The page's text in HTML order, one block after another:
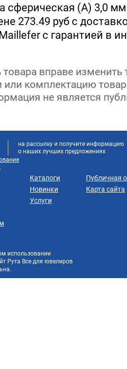
сферическая (А) 3,0
273.49 руб с
с гарантией в
вправе изменить
или комплектацию
не является
на рассылку и получите информацию
о наших лучших предложениях
Каталоги
Новинки
Услуги
Публичная
Карта сайта
использовании
Рута Все для ювелиров